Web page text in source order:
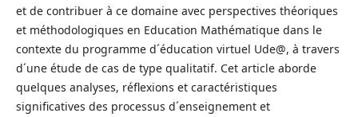
et de contribuer à ce domaine avec perspectives théoriques
et méthodologiques en Education Mathématique dans le
contexte du programme d´éducation virtuel Ude@, à travers
d´une étude de cas de type qualitatif. Cet article aborde
quelques analyses, réflexions et caractéristiques
significatives des processus d´enseignement et